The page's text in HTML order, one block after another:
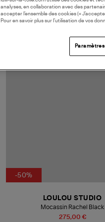
-50%
275,00 €
LOULOU STUDIO
Mocassin Rachel Black
analyses, en collaboration avec des
accepter l’ensemble des cookies («
Pour en savoir plus sur l’utilisation de vos